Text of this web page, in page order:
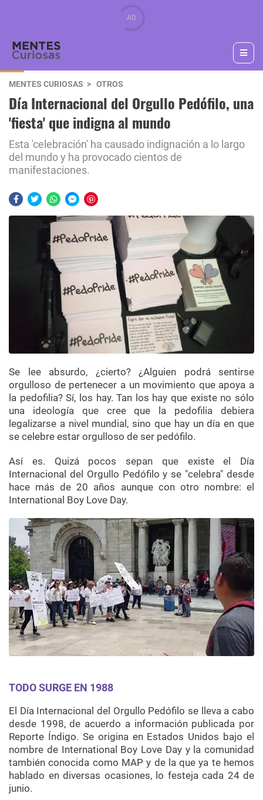
MENTES CURIOSAS OTROS
Día Internacional del Orgullo Pedófilo, una
'fiesta' que indigna al mundo
Esta 'celebración' ha causado indignación a lo largo
del mundo y ha provocado cientos de
manifestaciones.
Se lee absurdo, ¿cierto? ¿Alguien podrá sentirse
orgulloso de pertenecer a un movimiento que apoya a
la pedofilia? Sí, los hay. Tan los hay que existe no sólo
una ideología que cree que la pedofilia debiera
legalizarse a nivel mundial, sino que hay un día en que
se celebre estar orgulloso de ser pedófilo.
Así es. Quizá pocos sepan que existe el Día
Internacional del Orgullo Pedófilo y se "celebra" desde
hace más de 20 años aunque con otro nombre: el
International Boy Love Day.
TODO SURGE EN 1988
El Día Internacional del Orgullo Pedófilo se lleva a cabo
desde 1998, de acuerdo a información publicada por
Reporte Índigo. Se origina en Estados Unidos bajo el
nombre de International Boy Love Day y la comunidad
también conocida como MAP y de la que ya te hemos
hablado en diversas ocasiones, lo festeja cada 24 de
junio.